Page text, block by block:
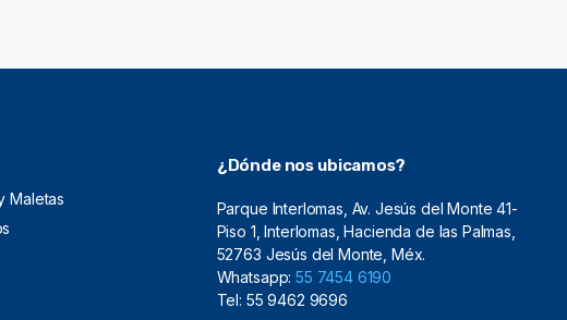
Maletas
¿Dónde nos ubicamos?
Parque Interlomas, Av. Jesús del Monte 41-
Piso 1, Interlomas, Hacienda de las Palmas,
52763 Jesús del Monte, Méx.
Whatsapp:55 7454 6190
Tel: 55 9462 9696